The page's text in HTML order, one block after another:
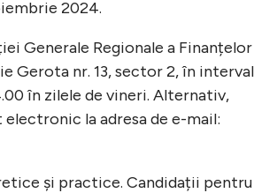
2024.
Generale Regionale a Finanțelor
Gerota nr. 13, sector 2, în
în zilele de vineri. Alternativ,
la adresa de e-mail:
și practice. Candidații pentru